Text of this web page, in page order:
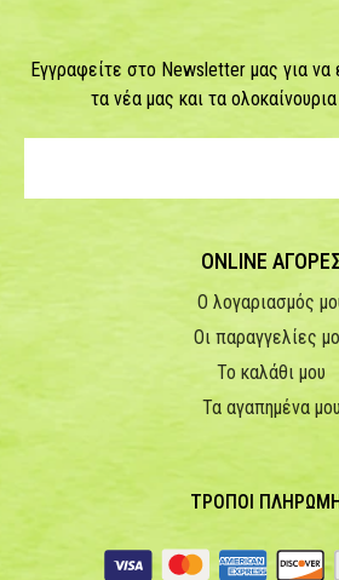
Εγγραφείτε στο Newsletter μας για
τα νέα μας και τα
ONLINE
Ο λογαριασμός
Οι παραγγελίες
Το καλάθι μου
Τα αγαπημένα μου
ΤΡΟΠΟΙ